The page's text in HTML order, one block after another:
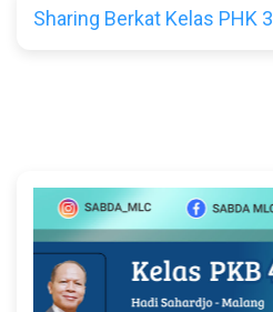
Sharing Berkat Kelas PHK 3
👁
👁